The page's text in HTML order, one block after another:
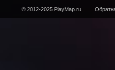
© 2012-2025 PlayMap.ru